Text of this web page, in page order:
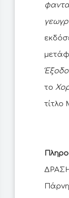
το
τίτλο